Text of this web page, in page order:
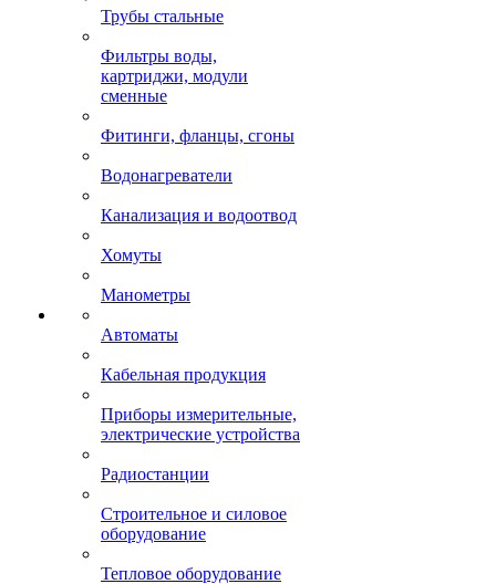
Трубы стальные
Фильтры воды,
картриджи, модули
сменные
Фитинги, фланцы, сгоны
Водонагреватели
Канализация и водоотвод
Хомуты
Манометры
Автоматы
Кабельная продукция
Приборы измерительные,
электрические устройства
Радиостанции
Строительное и силовое
оборудование
Тепловое оборудование